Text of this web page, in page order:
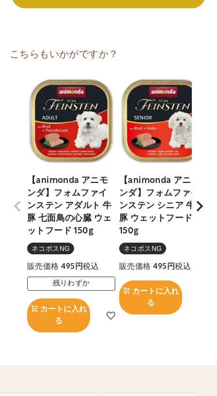
こちらもいかがですか？
【animonda アニモ
ンダ】フォムファイ
ンステン アダルト 牛
豚 七面鳥の心臓 ウェ
ットフード 150g
ネコポスNG
販売価格 495 税込
残りわずか
カートに入れ
る
【animonda アニモ
ンダ】フォムファイ
ンステン シニア 牛 鶏
豚 ウェットフード
150g
ネコポスNG
販売価格 495 税込
カートに入れ
る